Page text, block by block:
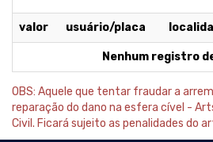
valor usuário/placa
Nenhum registro
OBS: Aquele que tentar fraudar a
reparação do dano na esfera cível -
Civil. Ficará sujeito as penalidades do